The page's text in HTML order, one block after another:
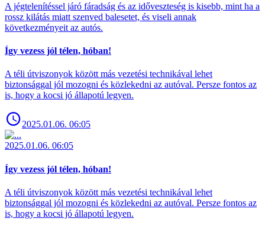
A jégtelenítéssel járó fáradság és az időveszteség is kisebb, mint ha a
rossz kilátás miatt szenved balesetet, és viseli annak
következményeit az autós.
Így vezess jól télen, hóban!
A téli útviszonyok között más vezetési technikával lehet
biztonsággal jól mozogni és közlekedni az autóval. Persze fontos az
is, hogy a kocsi jó állapotú legyen.
2025.01.06. 06:05
2025.01.06. 06:05
Így vezess jól télen, hóban!
A téli útviszonyok között más vezetési technikával lehet
biztonsággal jól mozogni és közlekedni az autóval. Persze fontos az
is, hogy a kocsi jó állapotú legyen.